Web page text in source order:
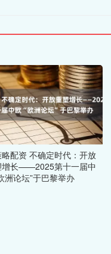
配资 不确定时代：开放
增长——2025第十一届中
洲论坛”于巴黎举办